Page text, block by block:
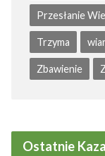
Przesłanie
Trzyma
Zbawienie
Ostatnie